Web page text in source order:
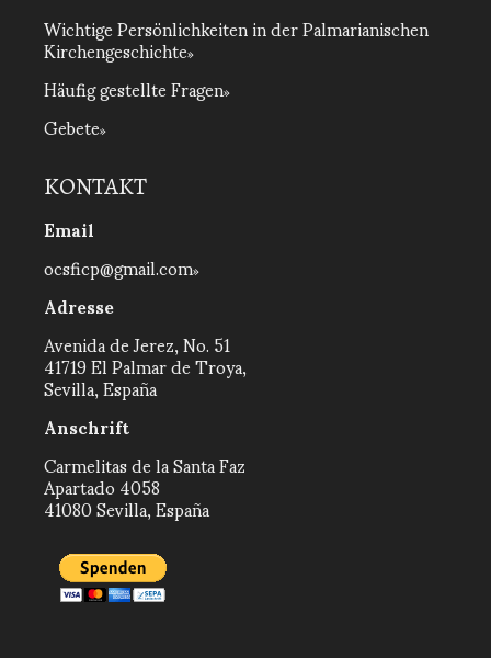
Wichtige Persönlichkeiten in der Palmarianischen
Kirchengeschichte
Häufig gestellte Fragen
Gebete
KONTAKT
Email
ocsficp@gmail.com
Adresse
Avenida de Jerez, No. 51
41719 El Palmar de Troya,
Sevilla, España
Anschrift
Carmelitas de la Santa Faz
Apartado 4058
41080 Sevilla, España